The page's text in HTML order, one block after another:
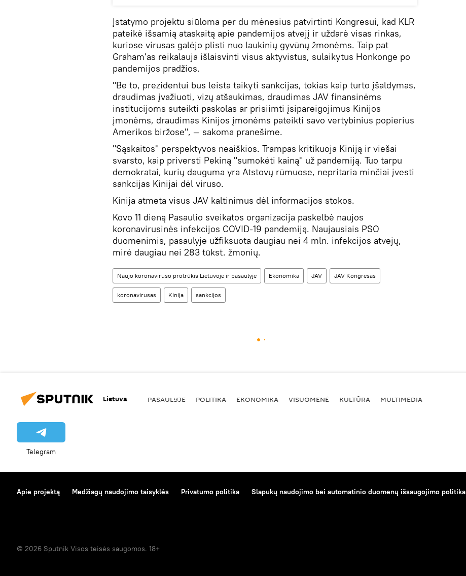
Įstatymo projektu siūloma per du mėnesius patvirtinti Kongresui, kad KLR
pateikė išsamią ataskaitą apie pandemijos atvejį ir uždarė visas rinkas,
kuriose virusas galėjo plisti nuo laukinių gyvūnų žmonėms. Taip pat
Graham'as reikalauja išlaisvinti visus aktyvistus, sulaikytus Honkonge po
pandemijos pradžios.
"Be to, prezidentui bus leista taikyti sankcijas, tokias kaip turto įšaldymas,
draudimas įvažiuoti, vizų atšaukimas, draudimas JAV finansinėms
institucijoms suteikti paskolas ar prisiimti įsipareigojimus Kinijos
įmonėms, draudimas Kinijos įmonėms pateikti savo vertybinius popierius
Amerikos biržose", — sakoma pranešime.
"Sąskaitos" perspektyvos neaiškios. Trampas kritikuoja Kiniją ir viešai
svarsto, kaip priversti Pekiną "sumokėti kainą" už pandemiją. Tuo tarpu
demokratai, kurių dauguma yra Atstovų rūmuose, nepritaria minčiai įvesti
sankcijas Kinijai dėl viruso.
Kinija atmeta visus JAV kaltinimus dėl informacijos stokos.
Kovo 11 dieną Pasaulio sveikatos organizacija paskelbė naujos
koronavirusinės infekcijos COVID-19 pandemiją. Naujausiais PSO
duomenimis, pasaulyje užfiksuota daugiau nei 4 mln. infekcijos atvejų,
mirė daugiau nei 283 tūkst. žmonių.
Naujo koronaviruso protrūkis Lietuvoje ir pasaulyje Ekonomika JAV JAV Kongresas
koronavirusas Kinija sankcijos
Lietuva PASAULYJE POLITIKA EKONOMIKA VISUOMENĖ KULTŪRA MULTIMEDIA
Telegram
Apie projektą Medžiagų naudojimo taisyklės Privatumo politika Slapukų naudojimo bei automatinio duomenų išsaugojimo politika
© 2026 Sputnik Visos teisės saugomos. 18+